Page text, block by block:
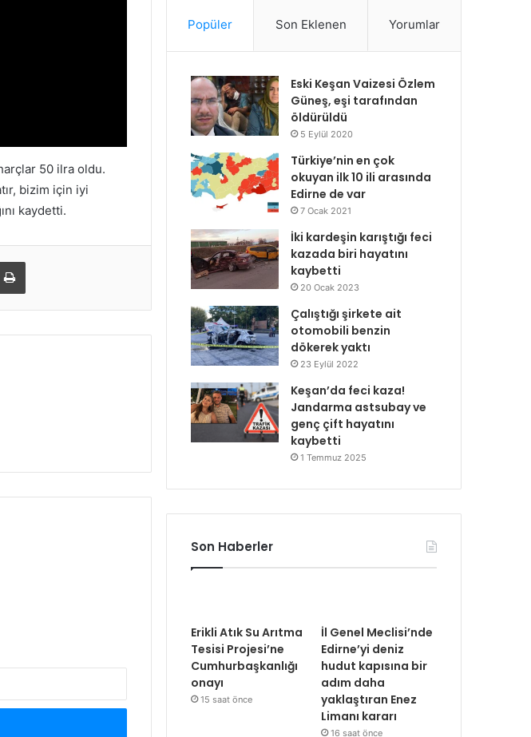
50 ilra oldu.
bizim için iyi
kaydetti.
paylaş Yazdır
Popüler Son Eklenen Yorumlar
Eski Keşan Vaizesi Özlem
Güneş, eşi tarafından
öldürüldü
5 Eylül 2020
Türkiye’nin en çok
okuyan ilk 10 ili arasında
Edirne de var
7 Ocak 2021
İki kardeşin karıştığı feci
kazada biri hayatını
kaybetti
20 Ocak 2023
Çalıştığı şirkete ait
otomobili benzin
dökerek yaktı
23 Eylül 2022
Keşan’da feci kaza!
Jandarma astsubay ve
genç çift hayatını
kaybetti
1 Temmuz 2025
Son Haberler
Erikli Atık Su Arıtma
Tesisi Projesi’ne
Cumhurbaşkanlığı
onayı
15 saat önce
İl Genel Meclisi’nde
Edirne’yi deniz
hudut kapısına bir
adım daha
yaklaştıran Enez
Limanı kararı
16 saat önce